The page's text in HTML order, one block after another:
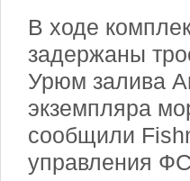
В ходе
задержаны
Урюм залива
экземпляра
сообщили
управления